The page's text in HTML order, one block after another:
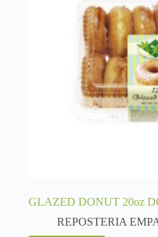
GLAZED DONUT 20oz
REPOSTERIA